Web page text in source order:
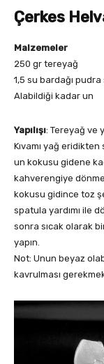
Çerkes
Malzemeler
250 gr tereyağ
1,5 su bardağı
Alabildiği kadar un
Yapılışı: Tereyağ ve
Kıvamı yağ eridikten
un kokusu gidene
kahverengiye
kokusu gidince toz
spatula yardımı ile
sonra sıcak olarak
yapın.
Not: Unun beyaz
kavrulması